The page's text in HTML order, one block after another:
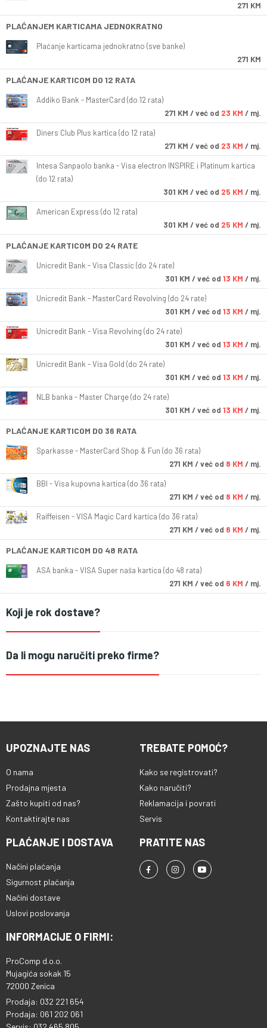
271 KM
PLAĆANJEM KARTICAMA JEDNOKRATNO
Plaćanje karticama jednokratno (sve banke)
271 KM
PLAĆANJE KARTICOM DO 12 RATA
Addiko Bank - MasterCard (do 12 rata)
271 KM / već od 23 KM / mj.
Diners Club Plus kartica (do 12 rata)
271 KM / već od 23 KM / mj.
Intesa Sanpaolo banka - Visa electron INSPIRE i Platinum kartica
(do 12 rata)
301 KM / već od 25 KM / mj.
American Express (do 12 rata)
301 KM / već od 25 KM / mj.
PLAĆANJE KARTICOM DO 24 RATE
Unicredit Bank - Visa Classic (do 24 rate)
301 KM / već od 13 KM / mj.
Unicredit Bank - MasterCard Revolving (do 24 rate)
301 KM / već od 13 KM / mj.
Unicredit Bank - Visa Revolving (do 24 rate)
301 KM / već od 13 KM / mj.
Unicredit Bank - Visa Gold (do 24 rate)
301 KM / već od 13 KM / mj.
NLB banka - Master Charge (do 24 rate)
301 KM / već od 13 KM / mj.
PLAĆANJE KARTICOM DO 36 RATA
Sparkasse - MasterCard Shop & Fun (do 36 rata)
271 KM / već od 8 KM / mj.
BBI - Visa kupovna kartica (do 36 rata)
271 KM / već od 8 KM / mj.
Raiffeisen - VISA Magic Card kartica (do 36 rata)
271 KM / već od 8 KM / mj.
PLAĆANJE KARTICOM DO 48 RATA
ASA banka - VISA Super naša kartica (do 48 rata)
271 KM / već od 6 KM / mj.
Koji je rok dostave?
Da li mogu naručiti preko firme?
UPOZNAJTE NAS
O nama
Prodajna mjesta
Zašto kupiti od nas?
Kontaktirajte nas
TREBATE POMOĆ?
Kako se registrovati?
Kako naručiti?
Reklamacija i povrati
Servis
PLAĆANJE I DOSTAVA
Načini plaćanja
Sigurnost plaćanja
Načini dostave
Uslovi poslovanja
PRATITE NAS
INFORMACIJE O FIRMI:
ProComp d.o.o.
Mujagića sokak 15
72000 Zenica
Prodaja: 032 221 654
Prodaja: 061 202 061